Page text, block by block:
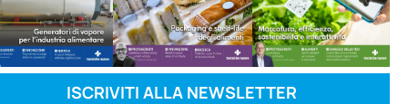
ISCRIVITI ALLA NEWSLETTER